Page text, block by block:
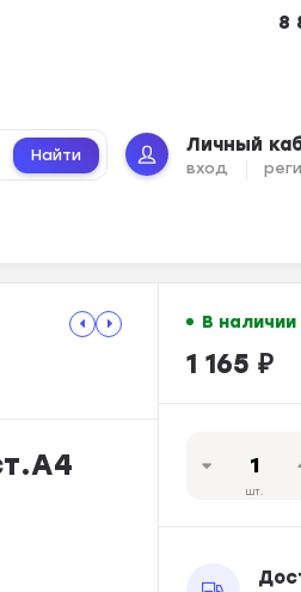
8
Найти Личный
вход
В наличии
1 165 ₽
шт.